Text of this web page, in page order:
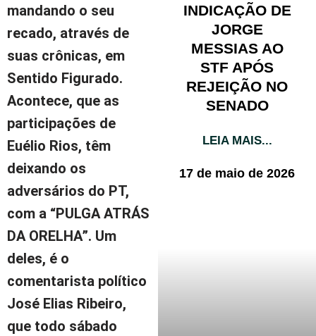
mandando o seu
recado, através de
suas crônicas, em
Sentido Figurado.
Acontece, que as
participações de
Euélio Rios, têm
deixando os
adversários do PT,
com a “PULGA ATRÁS
DA ORELHA”. Um
deles, é o
comentarista político
José Elias Ribeiro,
que todo sábado
INDICAÇÃO DE
JORGE
MESSIAS AO
STF APÓS
REJEIÇÃO NO
SENADO
LEIA MAIS...
17 de maio de 2026